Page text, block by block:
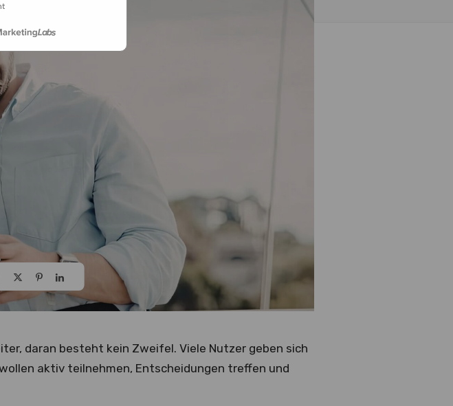
daran besteht kein Zweifel. Viele Nutzer geben sich
aktiv teilnehmen, Entscheidungen treffen und